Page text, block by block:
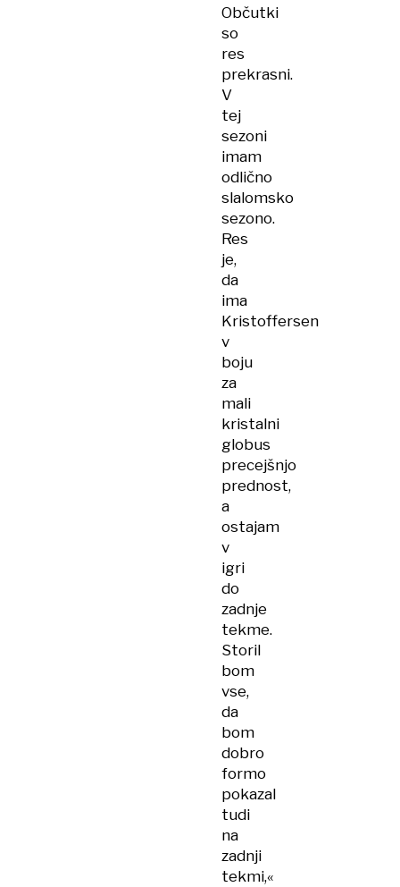
Občutki
so
res
prekrasni.
V
tej
sezoni
imam
odlično
slalomsko
sezono.
Res
je,
da
ima
Kristoffersen
v
boju
za
mali
kristalni
globus
precejšnjo
prednost,
a
ostajam
v
igri
do
zadnje
tekme.
Storil
bom
vse,
da
bom
dobro
formo
pokazal
tudi
na
zadnji
tekmi,«